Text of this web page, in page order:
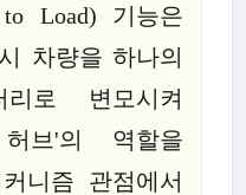
Load) 기능은
차량을 하나의
로 변모시켜
브'의 역할을
니즘 관점에서